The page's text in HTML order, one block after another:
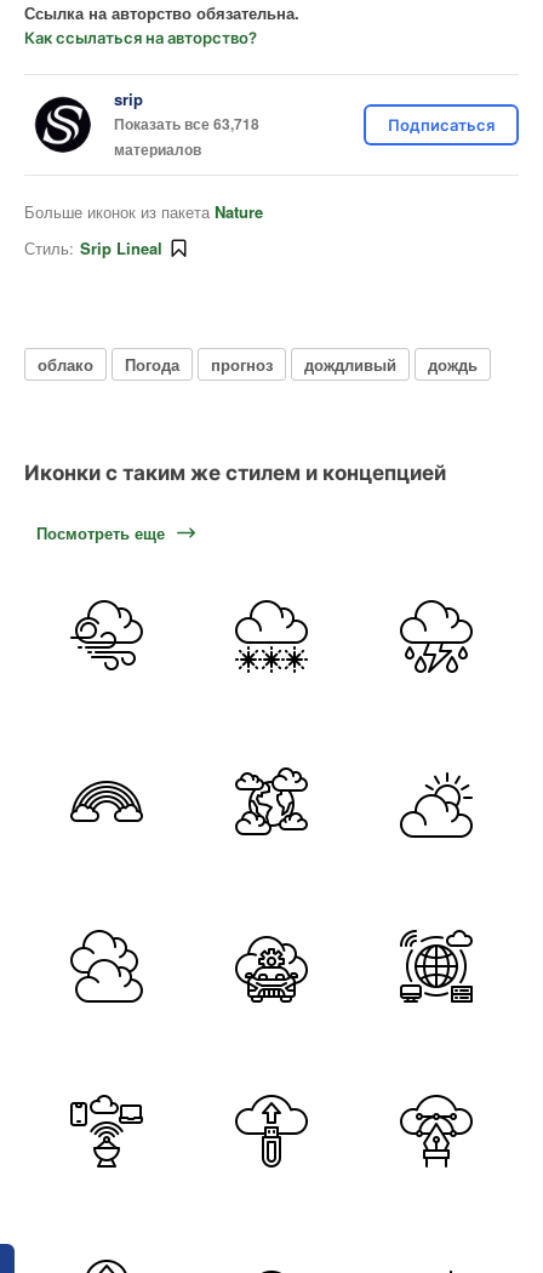
Ссылка на авторство обязательна.
Как ссылаться на авторство?
srip
Показать все 63,718
материалов
Подписаться
Больше иконок из пакета Nature
Стиль: Srip Lineal
облако Погода прогноз дождливый дождь
Иконки с таким же стилем и концепцией
Посмотреть еще